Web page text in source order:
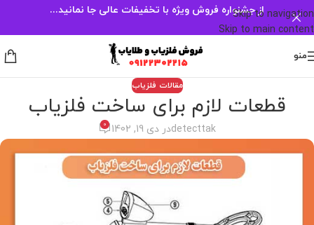
Skip to navigation
Skip to main content
از جشنواره فروش ویژه با تخفیفات عالی جا نمانید...
منو
مقالات فلزیاب
قطعات لازم برای ساخت فلزیاب
detecttakدر دی 19, 1402 0